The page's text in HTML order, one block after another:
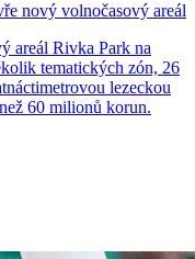
nový volnočasový areál
areál Rivka Park na
tematických zón, 26
lezeckou
60 milionů korun.